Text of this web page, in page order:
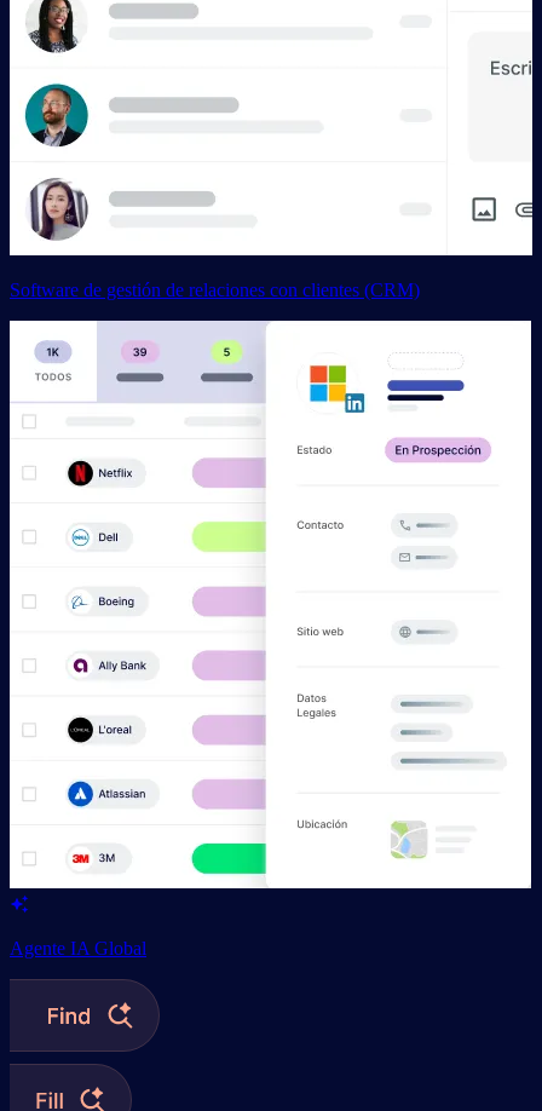
Software de gestión de relaciones con clientes (CRM)
Agente IA Global